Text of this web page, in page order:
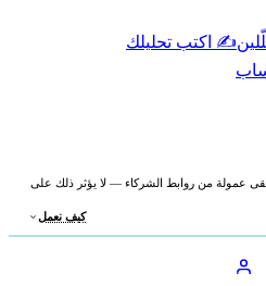
✍️ اكتب تحليلك
عمولة من روابط الشركاء — لا يؤثر ذلك على
كيف نعمل